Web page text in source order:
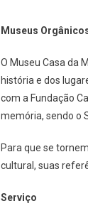
Museus
O Museu Casa da
história e dos
com a Fundação
memória, sendo o
Para que se
cultural, suas
Serviço